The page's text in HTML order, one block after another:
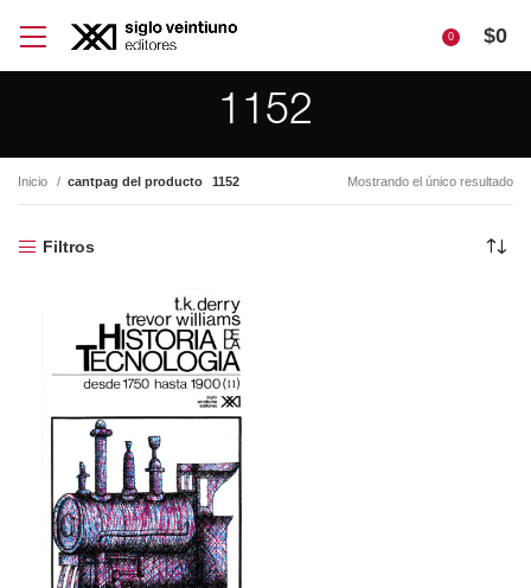
0 $0
1152
Inicio cantpag del producto 1152 Mostrando el único resultado
Filtros